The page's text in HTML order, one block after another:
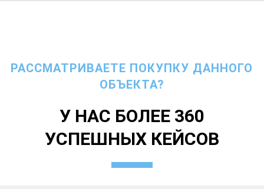
РАССМАТРИВАЕТЕ ПОКУПКУ ДАННОГО
ОБЪЕКТА?
У НАС БОЛЕЕ 360
УСПЕШНЫХ КЕЙСОВ